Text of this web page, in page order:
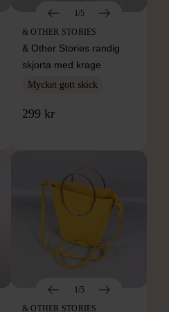
1/5
& OTHER STORIES
& Other Stories randig
skjorta med krage
Mycket gott skick
299 kr
1/5
& OTHER STORIES